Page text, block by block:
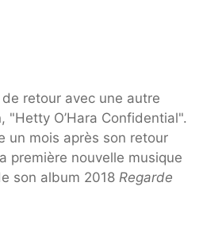
retour avec une autre
"Hetty O’Hara Confidential".
un mois après son retour
première nouvelle musique
son album 2018 Regarde